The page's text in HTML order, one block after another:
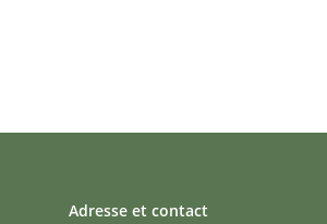
Adresse et contact